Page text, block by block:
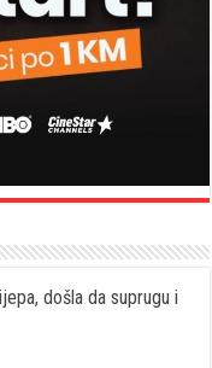
došla da suprugu i